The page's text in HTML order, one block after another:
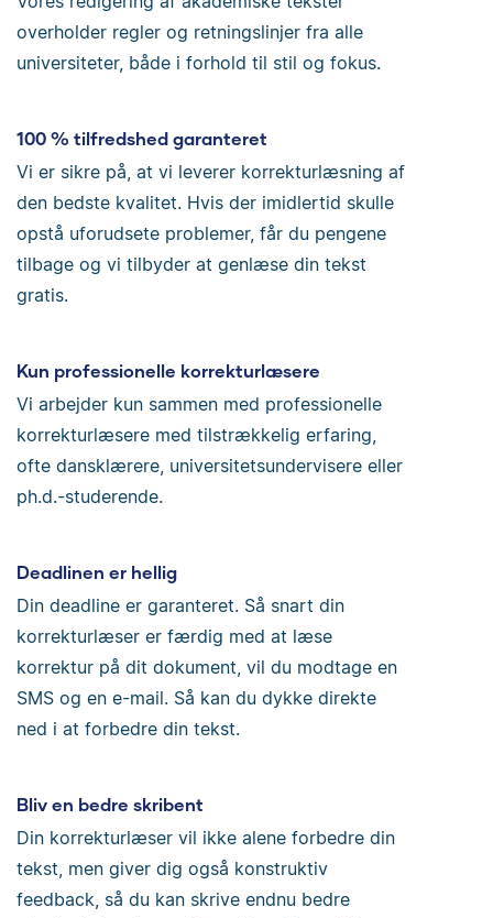
overholder regler og retningslinjer fra alle
universiteter, både i forhold til stil og fokus.
100 % tilfredshed garanteret
Vi er sikre på, at vi leverer korrekturlæsning af
den bedste kvalitet. Hvis der imidlertid skulle
opstå uforudsete problemer, får du pengene
tilbage og vi tilbyder at genlæse din tekst
gratis.
Kun professionelle korrekturlæsere
Vi arbejder kun sammen med professionelle
korrekturlæsere med tilstrækkelig erfaring,
ofte dansklærere, universitetsundervisere eller
ph.d.-studerende.
Deadlinen er hellig
Din deadline er garanteret. Så snart din
korrekturlæser er færdig med at læse
korrektur på dit dokument, vil du modtage en
SMS og en e-mail. Så kan du dykke direkte
ned i at forbedre din tekst.
Bliv en bedre skribent
Din korrekturlæser vil ikke alene forbedre din
tekst, men giver dig også konstruktiv
feedback, så du kan skrive endnu bedre